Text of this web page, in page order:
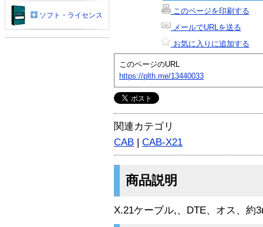
このページを印刷する
メールでURLを送る
お気に入りに追加する
このページのURL
https://plth.me/13440033
関連カテゴリ
CAB | CAB-X21
商品説明
X.21ケーブル,、DTE、オス、約
ソフト・ライセンス